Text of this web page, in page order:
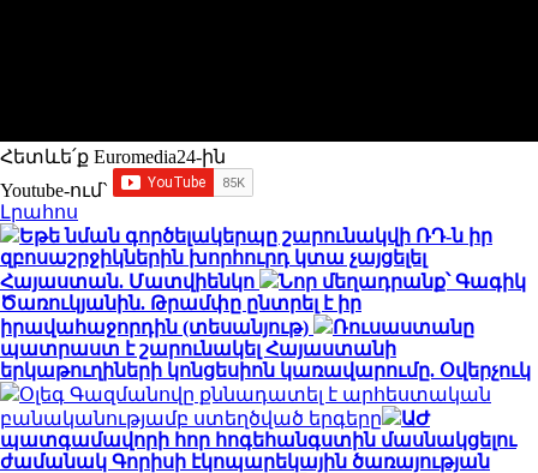
Հետևե՛ք Euromedia24-ին
Youtube-ում`
Լրահոս
Եթե նման գործելակերպը շարունակվի ՌԴ-ն իր
զբոսաշրջիկներին խորհուրդ կտա չայցելել
Հայաստան. Մատվիենկո
Նոր մեղադրանք՝ Գագիկ
Ծառուկյանին. Թրամփը ընտրել է իր
իրավահաջորդին (տեսանյութ)
Ռուսաստանը
պատրաստ է շարունակել Հայաստանի
երկաթուղիների կոնցեսիոն կառավարումը. Օվերչուկ
Օլեգ Գազմանովը քննադատել է արհեստական
բանականությամբ ստեղծված երգերը
ԱԺ
պատգամավորի հոր հոգեհանգստին մասնակցելու
ժամանակ Գորիսի էկոպարեկային ծառայության